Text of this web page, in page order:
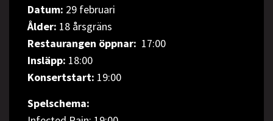
Datum: 29 februari
Ålder: 18 årsgräns
Restaurangen öppnar: 17:00
Insläpp: 18:00
Konsertstart: 19:00
Spelschema: